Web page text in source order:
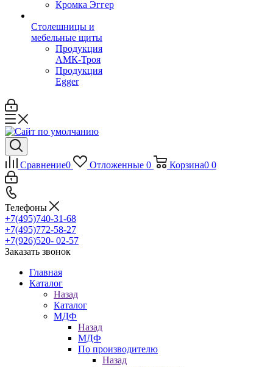
Кромка Эггер
Столешницы и
мебельные щиты
Продукция
АМК-Троя
Продукция
Egger
Сравнение0 Отложенные 0 Корзина0 0
Телефоны
+7(495)740-31-68
+7(495)772-58-27
+7(926)520- 02-57
Заказать звонок
Главная
Каталог
Назад
Каталог
МДФ
Назад
МДФ
По производителю
Назад